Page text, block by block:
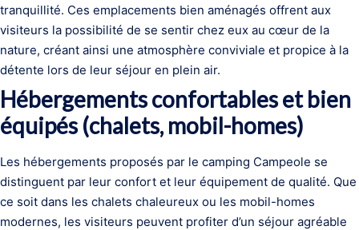
tranquillité. Ces emplacements bien aménagés offrent aux
visiteurs la possibilité de se sentir chez eux au cœur de la
nature, créant ainsi une atmosphère conviviale et propice à la
détente lors de leur séjour en plein air.
Hébergements confortables et bien
équipés (chalets, mobil-homes)
Les hébergements proposés par le camping Campeole se
distinguent par leur confort et leur équipement de qualité. Que
ce soit dans les chalets chaleureux ou les mobil-homes
modernes, les visiteurs peuvent profiter d’un séjour agréable